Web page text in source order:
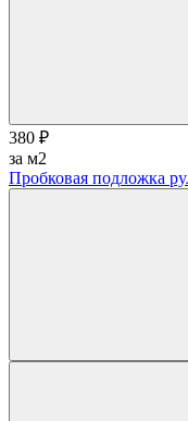
380 ₽
за м2
Пробковая подложка